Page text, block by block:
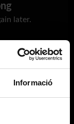
Informació
later.